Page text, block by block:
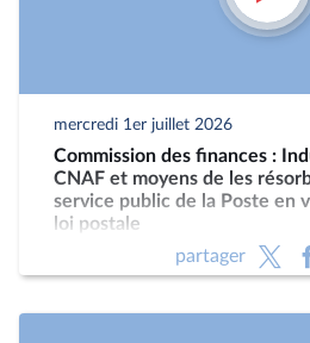
mercredi 1er juillet 2026
Commission des finances :
CNAF et moyens de les
service public de la Poste en
loi postale
partager